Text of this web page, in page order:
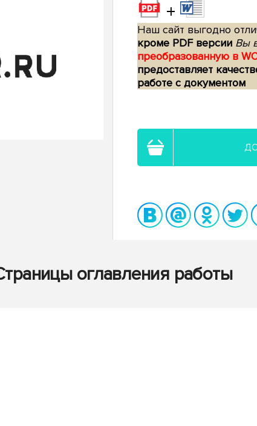
+
Наш сайт выгодно
кроме PDF версии Вы
преобразованную в
предоставляет
работе с документом
оглавления работы